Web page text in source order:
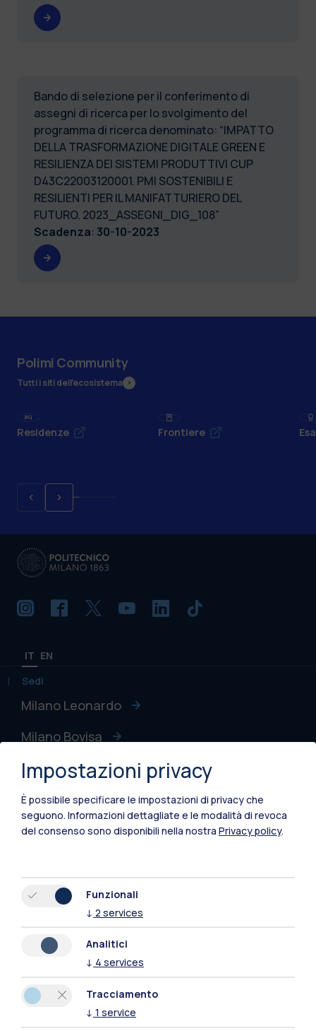
Bando di selezione per il conferimento di
assegni di ricerca per lo svolgimento del
programma di ricerca denominato: “IMPATTO
DELLA TRASFORMAZIONE DIGITALE GREEN E
RESILIENZA DEI SISTEMI PRODUTTIVI CUP
D43C22003120001. PMI SOSTENIBILI E
RESILIENTI PER IL MANIFATTURIERO DEL
FUTURO. 2023_ASSEGNI_DIG_108”
Scadenza: 30-10-2023
Polimi Community
Tutti i siti dell’ecosistema
Residenze Frontiere
IT EN
Sedi
Milano Leonardo
Milano Bovisa
Cremona
Lecco
Mantova
Xi'an
Naviga il sito
Contattaci
Impostazioni privacy
È possibile specificare le impostazioni di privacy che
seguono. Informazioni dettagliate e le modalità di revoca
del consenso sono disponibili nella nostra Privacy policy.
Funzionali
↓ 2 services
Analitici
↓ 4 services
Tracciamento
↓ 1 service